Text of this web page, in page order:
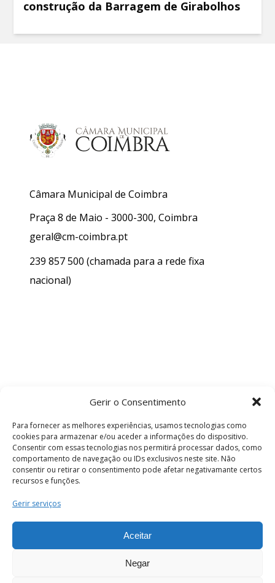
Gerir o Consentimento
Para fornecer as melhores experiências, usamos tecnologias como
cookies para armazenar e/ou aceder a informações do dispositivo.
Consentir com essas tecnologias nos permitirá processar dados, como
comportamento de navegação ou IDs exclusivos neste site. Não
consentir ou retirar o consentimento pode afetar negativamante certos
recursos e funções.
Gerir serviços
Aceitar
Negar
construção da Barragem de Girabolhos
Câmara Municipal de Coimbra
Praça 8 de Maio - 3000-300, Coimbra
geral@cm-coimbra.pt
239 857 500 (chamada para a rede fixa
nacional)
Termos e Condições
os direitos reservados.